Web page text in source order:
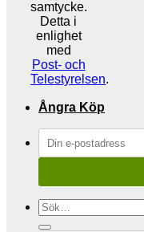
samtycke.
Detta i
enlighet
med
Post- och
Telestyrelsen.
Ångra Köp
Sök
efter: